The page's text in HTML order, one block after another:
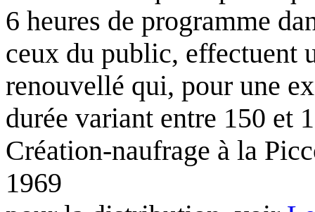
6 heures de programme
ceux du public, effectuent
renouvellé qui, pour une
durée variant entre 150 et
Création-naufrage à la
1969